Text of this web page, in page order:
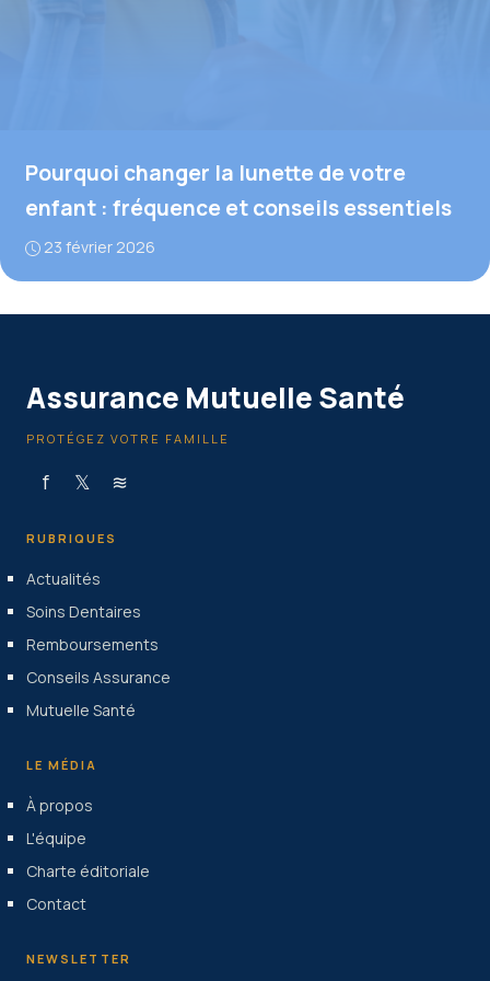
Pourquoi changer la lunette de votre
enfant : fréquence et conseils essentiels
23 février 2026
Assurance Mutuelle Santé
PROTÉGEZ VOTRE FAMILLE
f 𝕏 ≋
RUBRIQUES
Actualités
Soins Dentaires
Remboursements
Conseils Assurance
Mutuelle Santé
LE MÉDIA
À propos
L'équipe
Charte éditoriale
Contact
NEWSLETTER